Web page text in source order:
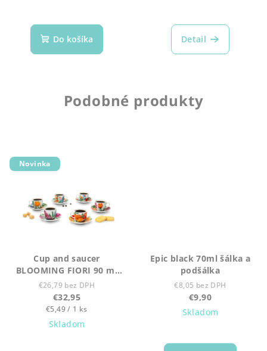
Do košíka Detail
Podobné produkty
Novinka
Cup and saucer
BLOOMING FIORI 90 ml
set 6ks
€26,79 bez DPH
€32,95
Jednotková
cena:
€5,49 / 1 ks
Skladom
Epic black 70ml šálka a
podšálka
€8,05 bez DPH
€9,90
Skladom